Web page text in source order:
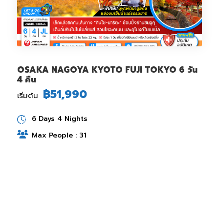
OSAKA NAGOYA KYOTO FUJI TOKYO 6 วัน
4 คืน
เริ่มต้น ฿51,990
6 Days 4 Nights
Max People : 31